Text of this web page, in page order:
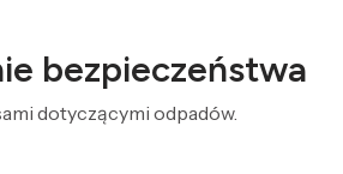
bezpieczeństwa
dotyczącymi odpadów.